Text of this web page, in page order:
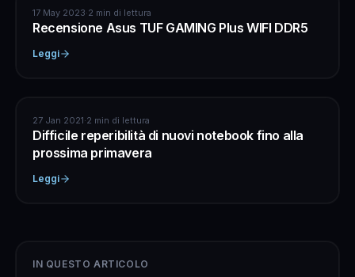
HARDWARE
17 May 2023·2 min di lettura
Recensione Asus TUF GAMING Plus WIFI DDR5
Leggi
INFORMATICA
27 Jan 2021·2 min di lettura
Difficile reperibilità di nuovi notebook fino alla
prossima primavera
Leggi
IN QUESTO ARTICOLO